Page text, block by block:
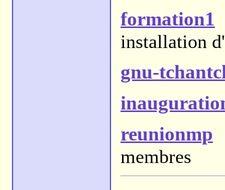
formation1
installation
gnu-
reunionmp
membres